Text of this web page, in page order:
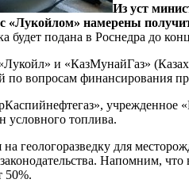
Из уст
«Лукойлом» намерены
будет подана в Роснедра до
и «КазМунайГаз»
по вопросам финансирования
учрежденное
условного топлива.
геологоразведку для
Напомним,
50%.